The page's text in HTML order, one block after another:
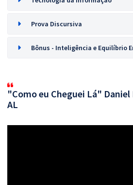
Prova Discursiva
Bônus - Inteligência e Equilíbrio
"Como eu Cheguei Lá" Daniel
AL